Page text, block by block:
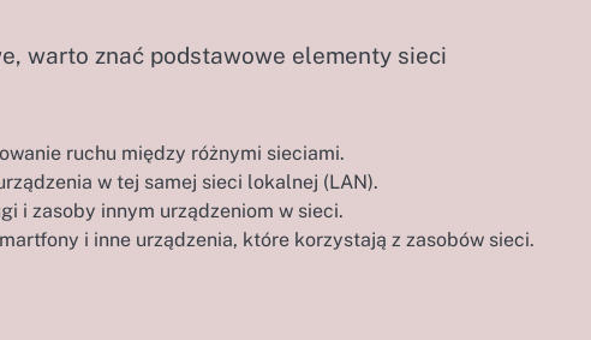
warto znać podstawowe elementy sieci
ruchu między różnymi sieciami.
w tej samej sieci lokalnej (LAN).
i zasoby innym urządzeniom w sieci.
i inne urządzenia, które korzystają z zasobów sieci.